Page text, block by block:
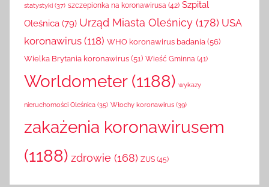
statystyki (37) szczepionka na koronawirusa (42) Szpital
Oleśnica (79) Urząd Miasta Oleśnicy (178) USA
koronawirus (118) WHO koronawirus badania (56)
Wielka Brytania koronawirus (51) Wieść Gminna (41)
Worldometer(1188) wykazy
nieruchomości Oleśnica (35) Włochy koronawirus (39)
zakażenia koronawirusem
(1188) zdrowie (168) ZUS (45)